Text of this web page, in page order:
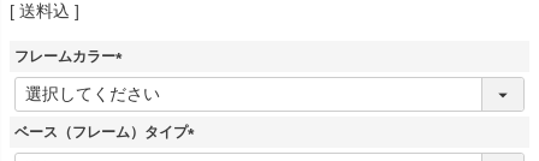
送料込
フレームカラー
(
必
須
ベース（フレーム）タイプ